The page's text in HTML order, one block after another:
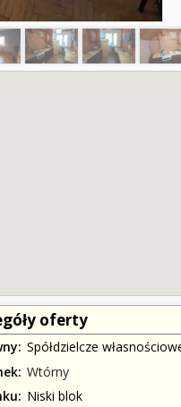
oferty
Spółdzielcze
Wtórny
Niski blok